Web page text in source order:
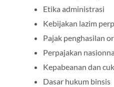
Etika administrasi
Kebijakan lazim
Pajak penghasilan
Perpajakan
Kepabeanan dan
Dasar hukum binsis